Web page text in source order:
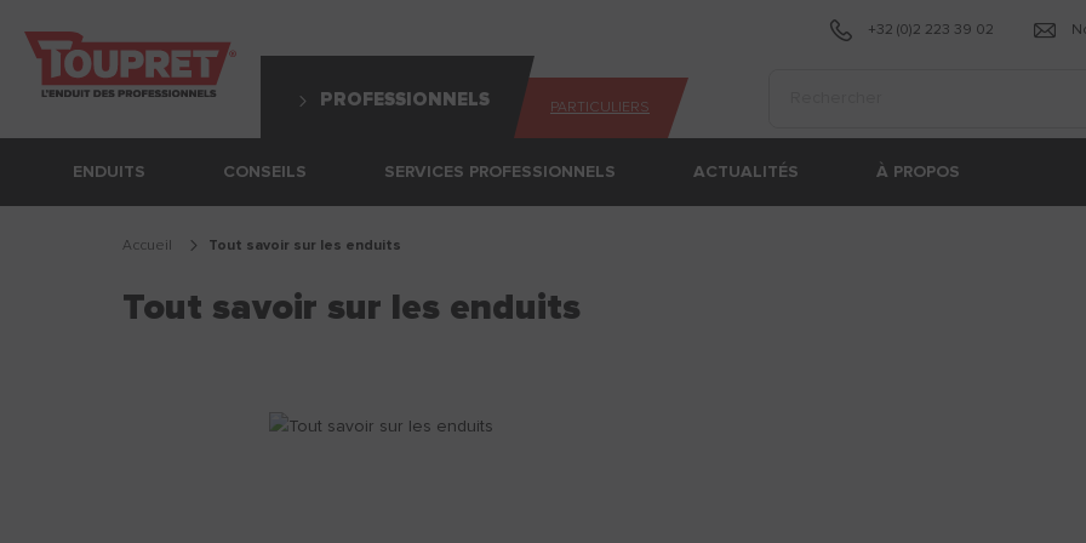
PROFESSIONNELS PARTICULIERS
+32 (0)2 223 39 02
ENDUITS CONSEILS SERVICES PROFESSIONNELS ACTUALITÉS À PROPOS
Accueil tout savoir sur les enduits
Tout savoir sur les enduits